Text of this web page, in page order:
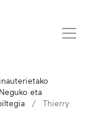
Neguko eta
Thierry